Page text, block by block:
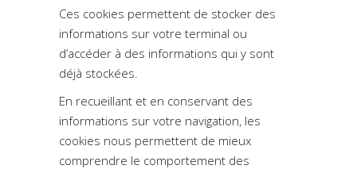
Ces cookies permettent de stocker des
informations sur votre terminal ou
d’accéder à des informations qui y sont
déjà stockées.
En recueillant et en conservant des
informations sur votre navigation, les
cookies nous permettent de mieux
comprendre le comportement des